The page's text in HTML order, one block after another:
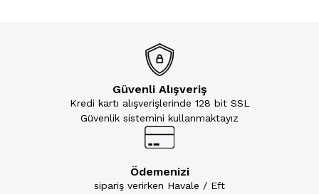
Güvenli Alışveriş
Kredi kartı alışverişlerinde 128 bit SSL
Güvenlik sistemini kullanmaktayız
Ödemenizi
sipariş verirken Havale / Eft